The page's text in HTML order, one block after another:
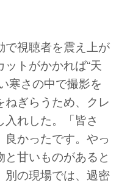
視聴者を震え上が
トがかかれば“天
寒さの中で撮影を
ねぎらうため、クレ
れした。「皆さ
かったです。やっ
甘いものがあると
別の現場では、過密